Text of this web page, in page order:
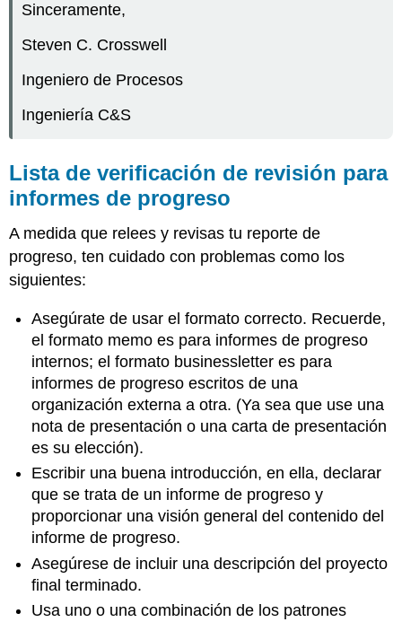
Sinceramente,
Steven C. Crosswell
Ingeniero de Procesos
Ingeniería C&S
Lista de verificación de revisión para
informes de progreso
A medida que relees y revisas tu reporte de
progreso, ten cuidado con problemas como los
siguientes:
Asegúrate de usar el formato correcto. Recuerde,
el formato memo es para informes de progreso
internos; el formato businessletter es para
informes de progreso escritos de una
organización externa a otra. (Ya sea que use una
nota de presentación o una carta de presentación
es su elección).
Escribir una buena introducción, en ella, declarar
que se trata de un informe de progreso y
proporcionar una visión general del contenido del
informe de progreso.
Asegúrese de incluir una descripción del proyecto
final terminado.
Usa uno o una combinación de los patrones